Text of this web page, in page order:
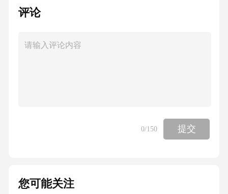
7.(202203门头沟一模19)已知f(x)=%sinx+2x.
值.
评论
0/150 提交
您可能关注